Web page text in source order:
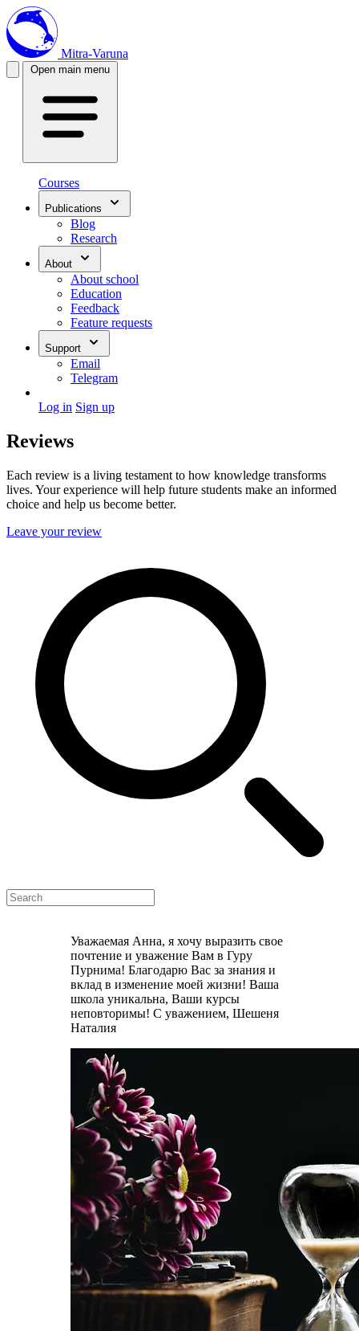
Mitra-Varuna
Open main menu
Courses
Publications
Blog
Research
About
About school
Education
Feedback
Feature requests
Support
Email
Telegram
Log in Sign up
Reviews
Each review is a living testament to how knowledge transforms
lives. Your experience will help future students make an informed
choice and help us become better.
Leave your review
Уважаемая Анна, я хочу выразить свое
почтение и уважение Вам в Гуру
Пурнима! Благодарю Вас за знания и
вклад в изменение моей жизни! Ваша
школа уникальна, Ваши курсы
неповторимы! С уважением, Шешеня
Наталия